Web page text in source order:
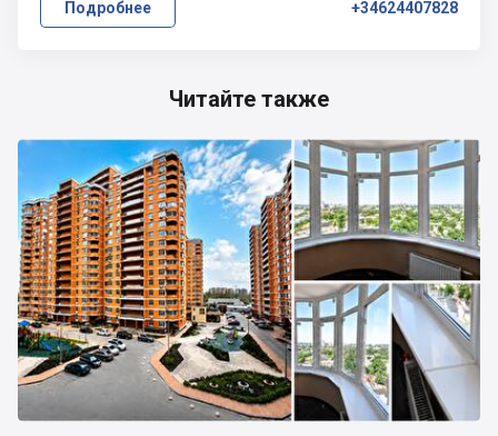
Читайте также
Подробнее +34624407828